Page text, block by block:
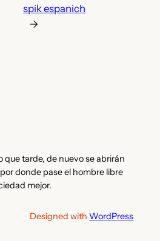
spik espanich
→
tarde, de nuevo se abrirán
donde pase el hombre libre
mejor.
Designed with WordPress